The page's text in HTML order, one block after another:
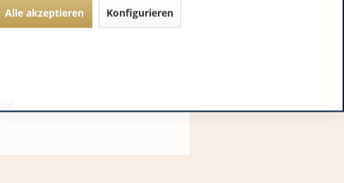
Alle akzeptieren Konfigurieren